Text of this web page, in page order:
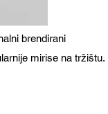
brendirani
mirise na tržištu.